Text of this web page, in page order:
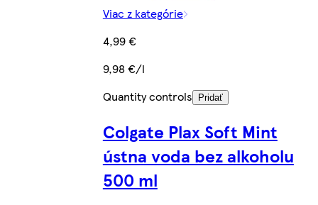
Viac z kategórie
4,99 €
9,98 €/l
Quantity controls
Pridať
Colgate Plax Soft Mint
ústna voda bez alkoholu
500 ml